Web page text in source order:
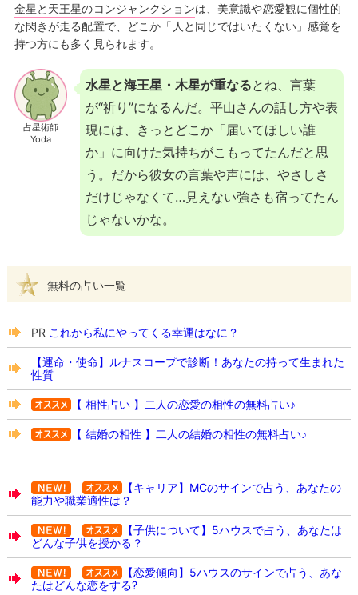
金星と天王星のコンジャンクションは、美意識や恋愛観に個性的
な閃きが走る配置で、どこか「人と同じではいたくない」感覚を
持つ方にも多く見られます。
占星術師
Yoda
水星と海王星・木星が重なるとね、言葉
が“祈り”になるんだ。平山さんの話し方や表
現には、きっとどこか「届いてほしい誰
か」に向けた気持ちがこもってたんだと思
う。だから彼女の言葉や声には、やさしさ
だけじゃなくて…見えない強さも宿ってたん
じゃないかな。
無料の占い一覧
PR これから私にやってくる幸運はなに？
【運命・使命】ルナスコープで診断！あなたの持って生まれた
性質
【 相性占い 】二人の恋愛の相性の無料占い♪
【 結婚の相性 】二人の結婚の相性の無料占い♪
【キャリア】MCのサインで占う、あなたの
能力や職業適性は？
【子供について】5ハウスで占う、あなたは
どんな子供を授かる？
【恋愛傾向】5ハウスのサインで占う、あな
たはどんな恋をする?